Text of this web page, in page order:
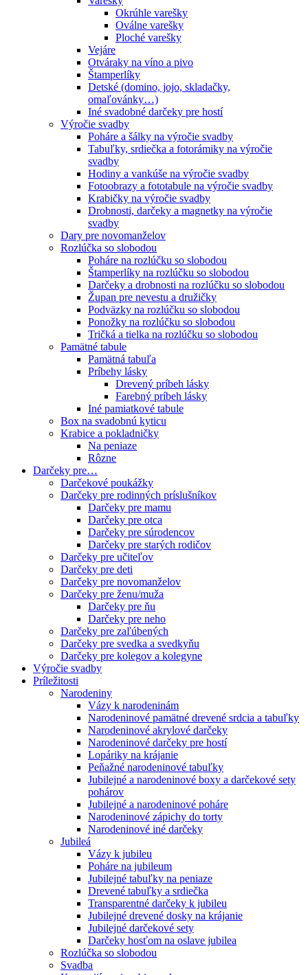
Okrúhle varešky
Oválne varešky
Ploché varešky
Vejáre
Otváraky na víno a pivo
Štamperlíky
Detské (domino, jojo, skladačky,
omaľovánky…)
Iné svadobné darčeky pre hostí
Výročie svadby
Poháre a šálky na výročie svadby
Tabuľky, srdiečka a fotorámiky na výročie
svadby
Hodiny a vankúše na výročie svadby
Fotoobrazy a fototabule na výročie svadby
Krabičky na výročie svadby
Drobnosti, darčeky a magnetky na výročie
svadby
Dary pre novomanželov
Rozlúčka so slobodou
Poháre na rozlúčku so slobodou
Štamperlíky na rozlúčku so slobodou
Darčeky a drobnosti na rozlúčku so slobodou
Župan pre nevestu a družičky
Podväzky na rozlúčku so slobodou
Ponožky na rozlúčku so slobodou
Tričká a tielka na rozlúčku so slobodou
Pamätné tabule
Pamätná tabuľa
Príbehy lásky
Drevený príbeh lásky
Farebný príbeh lásky
Iné pamiatkové tabule
Box na svadobnú kyticu
Krabice a pokladničky
Na peniaze
Rôzne
Darčeky pre…
Darčekové poukážky
Darčeky pre rodinných príslušníkov
Darčeky pre mamu
Darčeky pre otca
Darčeky pre súrodencov
Darčeky pre starých rodičov
Darčeky pre učiteľov
Darčeky pre deti
Darčeky pre novomanželov
Darčeky pre ženu/muža
Darčeky pre ňu
Darčeky pre neho
Darčeky pre zaľúbených
Darčeky pre svedka a svedkyňu
Darčeky pre kolegov a kolegyne
Výročie svadby
Príležitosti
Narodeniny
Vázy k narodeninám
Narodeninové pamätné drevené srdcia a tabuľky
Narodeninové akrylové darčeky
Narodeninové darčeky pre hostí
Lopáriky na krájanie
Peňažné narodeninové tabuľky
Jubilejné a narodeninové boxy a darčekové sety
pohárov
Jubilejné a narodeninové poháre
Narodeninové zápichy do torty
Narodeninové iné darčeky
Jubileá
Vázy k jubileu
Poháre na jubileum
Jubilejné tabuľky na peniaze
Drevené tabuľky a srdiečka
Transparentné darčeky k jubileu
Jubilejné drevené dosky na krájanie
Jubilejné darčekové sety
Darčeky hosťom na oslave jubilea
Rozlúčka so slobodou
Svadba